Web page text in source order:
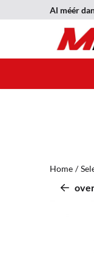
Cookievoorkeuren
Al méér
Home /